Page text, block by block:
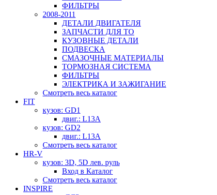
ФИЛЬТРЫ
2008-2011
ДЕТАЛИ ДВИГАТЕЛЯ
ЗАПЧАСТИ ДЛЯ ТО
КУЗОВНЫЕ ДЕТАЛИ
ПОДВЕСКА
СМАЗОЧНЫЕ МАТЕРИАЛЫ
ТОРМОЗНАЯ СИСТЕМА
ФИЛЬТРЫ
ЭЛЕКТРИКА И ЗАЖИГАНИЕ
Смотреть весь каталог
FIT
кузов: GD1
двиг.: L13A
кузов: GD2
двиг.: L13A
Смотреть весь каталог
HR-V
кузов: 3D, 5D лев. руль
Вход в Каталог
Смотреть весь каталог
INSPIRE